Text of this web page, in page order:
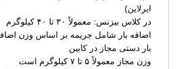
ایرلاین)
در کلاس بیزنس: معمولاً ۳۰ تا ۴۰ کیلوگرم
اضافه بار شامل جریمه بر اساس وزن
بار دستی مجاز در کابین
وزن مجاز معمولاً ۵ تا ۷ کیلوگرم است